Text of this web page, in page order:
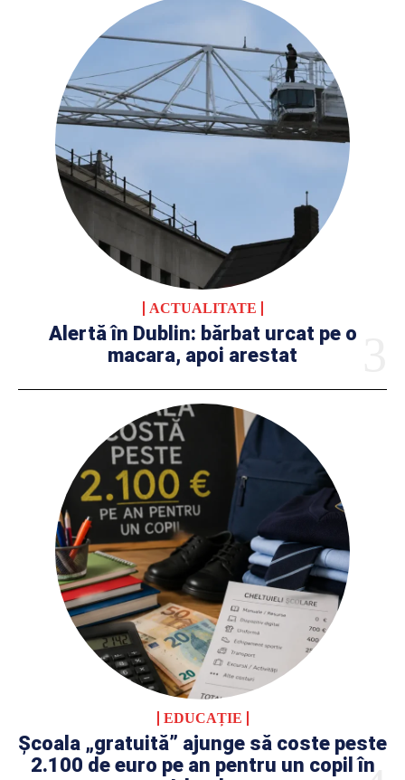
ACTUALITATE
Alertă în Dublin: bărbat urcat pe o
macara, apoi arestat
EDUCAȚIE
Școala „gratuită” ajunge să coste peste
2.100 de euro pe an pentru un copil în